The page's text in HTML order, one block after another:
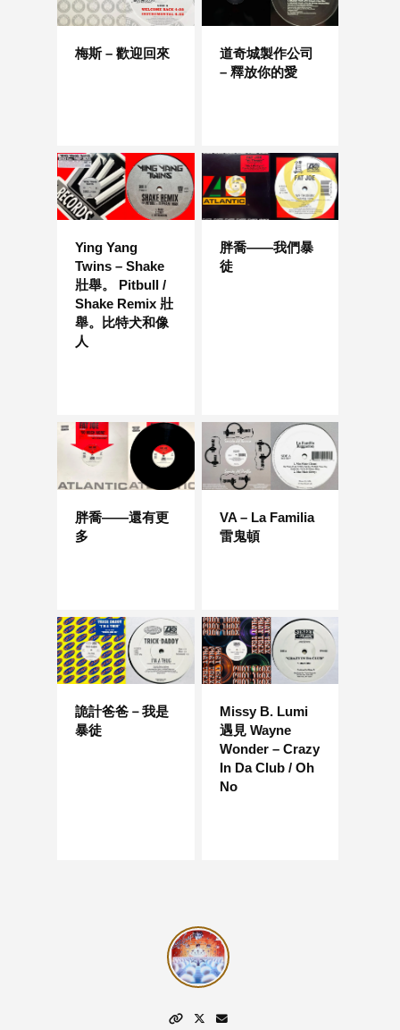
梅斯 – 歡迎回來
道奇城製作公司
– 釋放你的愛
Ying Yang
Twins – Shake
壯舉。 Pitbull /
Shake Remix 壯
舉。比特犬和像
人
胖喬——我們暴
徒
胖喬——還有更
多
VA – La Familia
雷鬼頓
詭計爸爸－我是
暴徒
Missy B. Lumi
遇見 Wayne
Wonder – Crazy
In Da Club / Oh
No